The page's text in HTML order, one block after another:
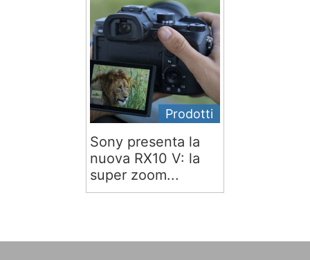
Prodotti
Sony presenta la
nuova RX10 V: la
super zoom...